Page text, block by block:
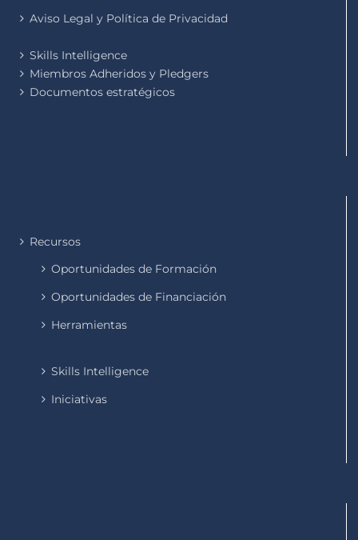
Aviso Legal y Política de Privacidad
Skills Intelligence
Miembros Adheridos y Pledgers
Documentos estratégicos
Recursos
Oportunidades de Formación
Oportunidades de Financiación
Herramientas
Skills Intelligence
Iniciativas